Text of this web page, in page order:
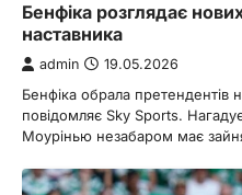
Бенфіка розглядає
наставника
admin 19.05.2026
Бенфіка обрала претендентів
повідомляє Sky Sports.
Моурінью незабаром має